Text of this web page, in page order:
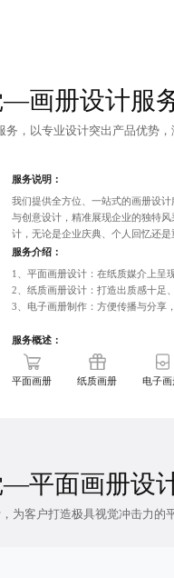
—画册设计服
务，以专业设计突出产品优势
服务说明：
我们提供全方位、一站式的画册设
与创意设计，精准展现企业的独特
计，无论是企业庆典、个人回忆还
服务介绍：
1、平面画册设计 ：在纸质媒介上呈
2、纸质画册设计 ：打造出质感十足
3、 电子画册制作 ：方便传播与分享
服务概述：
平面画册 纸质画册 电子画
—平面画册设
为客户打造极具视觉冲击力的